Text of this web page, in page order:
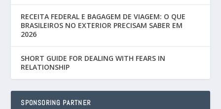
RECEITA FEDERAL E BAGAGEM DE VIAGEM: O QUE
BRASILEIROS NO EXTERIOR PRECISAM SABER EM
2026
SHORT GUIDE FOR DEALING WITH FEARS IN
RELATIONSHIP
SPONSORING PARTNER